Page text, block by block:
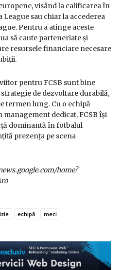
visând la calificarea în
League sau chiar la accederea
Pentru a atinge aceste
să caute parteneriate și
resursele financiare necesare
pentru FCSB sunt bine
strategie de dezvoltare durabilă,
termen lung. Cu o echipă
management dedicat, FCSB își
dominantă în fotbalul
prezența pe scena
home?
echipă meci